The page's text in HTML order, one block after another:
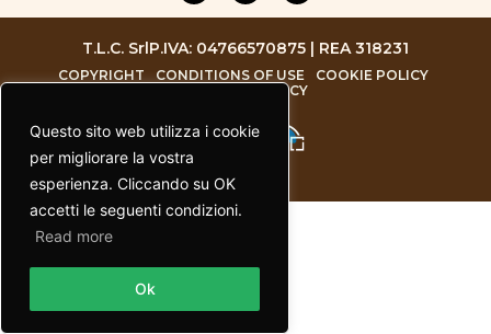
Questo sito web utilizza i cookie
per migliorare la vostra
esperienza. Cliccando su OK
accetti le seguenti condizioni.
Read more
Ok
T.L.C. SrlP.IVA: 04766570875 | REA 318231
COPYRIGHT CONDITIONS OF USE
COOKIE POLICY
PRIVACY POLICY